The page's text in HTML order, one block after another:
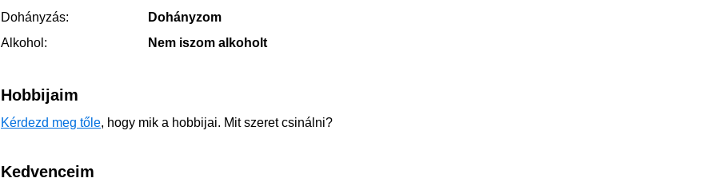
Dohányzás:
Dohányzom
Alkohol:
Nem iszom alkoholt
Hobbijaim
Kérdezd meg tőle, hogy mik a hobbijai. Mit szeret csinálni?
Kedvenceim